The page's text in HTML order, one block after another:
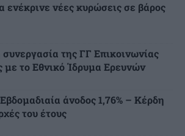
νέες κυρώσεις σε βάρος
της ΓΓ Επικοινωνίας
το Εθνικό Ίδρυμα Ερευνών
άνοδος 1,76% – Κέρδη
του έτους